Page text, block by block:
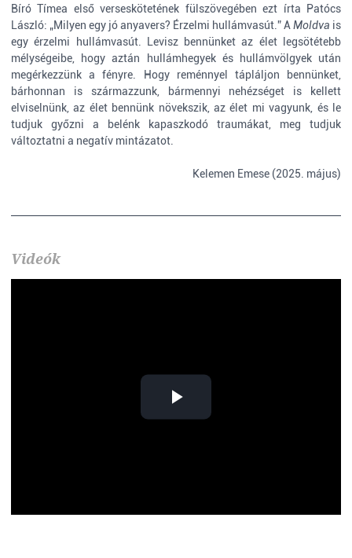
Bíró Tímea első verseskötetének fülszövegében ezt írta Patócs
László: „Milyen egy jó anyavers? Érzelmi hullámvasút.” A Moldva is
egy érzelmi hullámvasút. Levisz bennünket az élet legsötétebb
mélységeibe, hogy aztán hullámhegyek és hullámvölgyek után
megérkezzünk a fényre. Hogy reménnyel tápláljon bennünket,
bárhonnan is származzunk, bármennyi nehézséget is kellett
elviselnünk, az élet bennünk növekszik, az élet mi vagyunk, és le
tudjuk győzni a belénk kapaszkodó traumákat, meg tudjuk
változtatni a negatív mintázatot.
Kelemen Emese (2025. május)
Videók
Play